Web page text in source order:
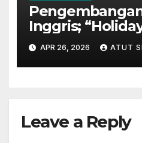
Inggris;
Program” di
Inggris-Pare
APR 26, 2026 ATUT
Leave a Reply